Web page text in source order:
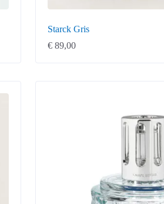
Starck Gris
€89,00